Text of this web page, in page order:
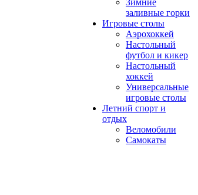
Зимние
заливные горки
Игровые столы
Аэрохоккей
Настольный
футбол и кикер
Настольный
хоккей
Универсальные
игровые столы
Летний спорт и
отдых
Веломобили
Самокаты